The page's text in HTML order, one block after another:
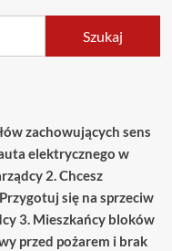
Szukaj
zachowujących sens
elektrycznego w
2. Chcesz
się na sprzeciw
3. Mieszkańcy bloków
przed pożarem i brak